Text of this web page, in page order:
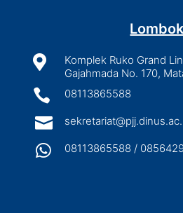
Lombok

Komplek Ruko Grand
Gajahmada No. 170,
 08113865588

 08113865588 /